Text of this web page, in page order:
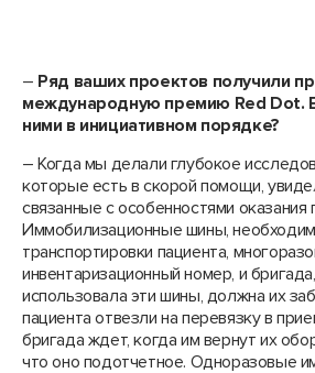
– Ряд ваших проектов получили
международную премию Red Dot.
ними в инициативном порядке?
– Когда мы делали глубокое
которые есть в скорой помощи,
связанные с особенностями
Иммобилизационные шины,
транспортировки пациента,
инвентаризационный номер, и
использовала эти шины, должна их
пациента отвезли на перевязку в
бригада ждет, когда им вернут их
что оно подотчетное. Одноразовые